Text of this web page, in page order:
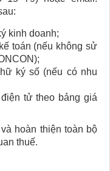
kinh doanh;
toán (nếu không sử
ký số (nếu có nhu
tử theo bảng giá
hoàn thiện toàn bộ
thuế.